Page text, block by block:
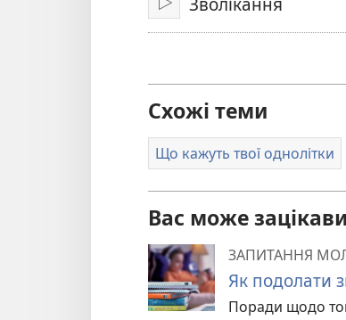
Відтворити
Схожі теми
Що кажуть твої однолітки
Вас може
ЗАПИТАННЯ
Як подолати
Поради щодо